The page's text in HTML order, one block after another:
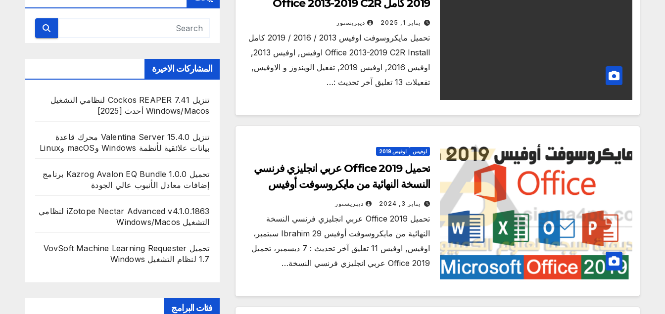
2019 كامل Office 2013-2019 C2R
Install Updated
يناير 1, 2025 ديبريستور
تحميل مايكروسوفت اوفيس 2013 / 2016 / 2019 كامل
Office 2013-2019 C2R Install اوفيس, اوفيس 2013,
اوفيس 2016, اوفيس 2019, تفعيل الويندوز و الاوفيس,
تفعيلات 13 تعليق آخر تحديث :…
اوفيس اوفيس 2019
تحميل Office 2019 عربي انجليزي فرنسي
النسخة النهائية من مايكروسوفت أوفيس
Updated 2024
يناير 3, 2024 ديبريستور
تحميل Office 2019 عربي انجليزي فرنسي النسخة
النهائية من مايكروسوفت أوفيس Ibrahim 29 سبتمبر،
اوفيس, اوفيس 11 تعليق آخر تحديث : 7 ديسمبر، تحميل
Office 2019 عربي انجليزي فرنسي النسخة…
المشاركات الاخيرة
تنزيل Cockos REAPER 7.41 لنظامي التشغيل
Windows/Macos أحدث [2025]
تنزيل Valentina Server 15.4.0 محرك قاعدة
بيانات علائقية لأنظمة Windows وmacOS وLinux
تحميل Kazrog Avalon EQ Bundle 1.0.0 برنامج
إضافات معادل الأنبوب عالي الجودة
iZotope Nectar Advanced v4.1.0.1863 لنظامي
التشغيل Windows/Macos
تحميل VovSoft Machine Learning Requester
1.7 لنظام التشغيل Windows
فئات البرامج